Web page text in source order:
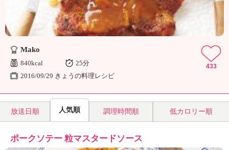
Mako
840kcal
25分
2016/09/29 きょうの料理レシピ
433
放送日順 人気順 調理時間順 低カロリー順
ポークソテー 粒マスタードソース